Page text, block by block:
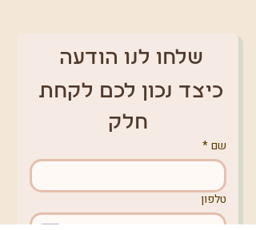
שלחו לנו הודעה
חלק
שם*
טלפון